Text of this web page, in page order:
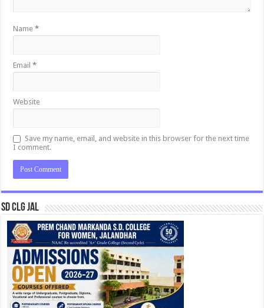
Name*
Email*
Website
Save my name, email, and website in this browser for the next time
I comment.
SD CLG JAL